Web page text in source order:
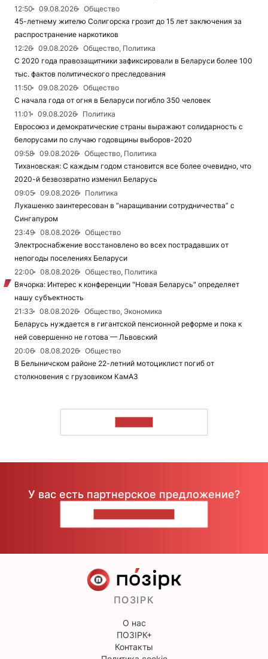
12:50
09.08.2026
Общество
45-летнему жителю Солигорска грозит до 15 лет заключения за
распространение наркотиков
12:26
09.08.2026
Общество, Политика
С 2020 года правозащитники зафиксировали в Беларуси более 100
тыс. фактов политического преследования
11:50
09.08.2026
Общество
С начала года от огня в Беларуси погибло 350 человек
11:01
09.08.2026
Политика
Евросоюз и демократические страны выражают солидарность с
белорусами по случаю годовщины выборов-2020
09:58
09.08.2026
Общество, Политика
Тихановская: С каждым годом становится все более очевидно, что
2020-й безвозвратно изменил Беларусь
09:05
09.08.2026
Политика
Лукашенко заинтересован в “наращивании сотрудничества” с
Сингапуром
23:49
08.08.2026
Общество
Электроснабжение восстановлено во всех пострадавших от
непогоды поселениях Беларуси
22:00
08.08.2026
Общество, Политика
Вячорка: Интерес к конференции "Новая Беларусь" определяет
нашу субъектность
21:33
08.08.2026
Общество, Экономика
Беларусь нуждается в гигантской пенсионной реформе и пока к
ней совершенно не готова — Львовский
20:06
08.08.2026
Общество
В Белыничском районе 22-летний мотоциклист погиб от
столкновения с грузовиком КамАЗ
У вас есть партнерское предложение?
ПОЗІРК
О нас
ПОЗІРК+
Контакты